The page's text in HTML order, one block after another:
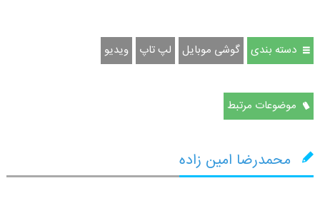
دسته بندی گوشی موبایل لپ تاپ ویدیو
موضوعات مرتبط
محمدرضا امین زاده